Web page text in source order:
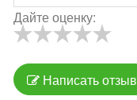
Дайте оценку:
Написать отзыв